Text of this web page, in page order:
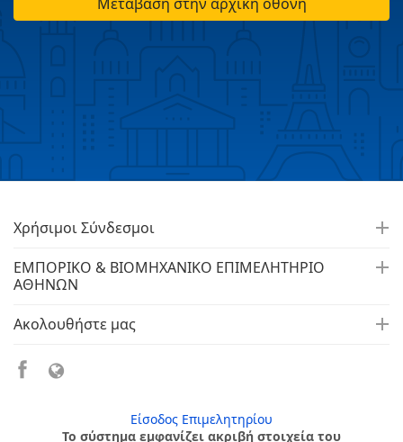
Χρήσιμοι Σύνδεσμοι
ΕΜΠΟΡΙΚΟ & ΒΙΟΜΗΧΑΝΙΚΟ ΕΠΙΜΕΛΗΤΗΡΙΟ
ΑΘΗΝΩΝ
Ακολουθήστε μας
Είσοδος Επιμελητηρίου
Το σύστημα εμφανίζει ακριβή στοιχεία του